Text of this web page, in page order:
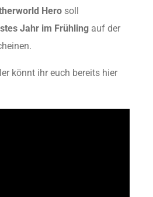
Hero soll
Jahr im Frühling auf der
könnt ihr euch bereits hier